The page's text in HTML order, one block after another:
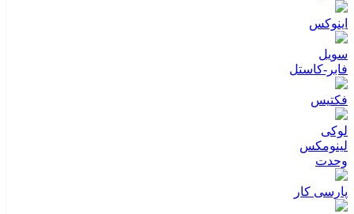
اینوکس
سویل
فابر-کاستل
فکتیس
لوکی
لینومکس
وحدت
پارسی کار